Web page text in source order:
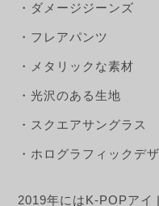
・ダメージジーンズ
・フレアパンツ
・メタリックな素材
・光沢のある生地
・スクエアサングラス
・ホログラフィックデ
2019年にはK-POPアイ